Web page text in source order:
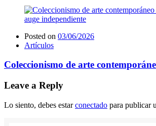
Posted on 03/06/2026
Artículos
Coleccionismo de arte
Leave a Reply
Lo siento, debes estarconectado para publicar